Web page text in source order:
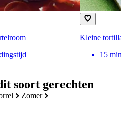
soort gerechten
zomer
Kleine
15 min